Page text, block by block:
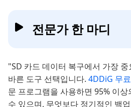
전문가 한 마디
"SD 카드 데이터 복구에서 가장
바른 도구 선택입니다. 4DDiG 무
문 프로그램을 사용하면 95% 이
수 있으며, 무엇보다 정기적인 백